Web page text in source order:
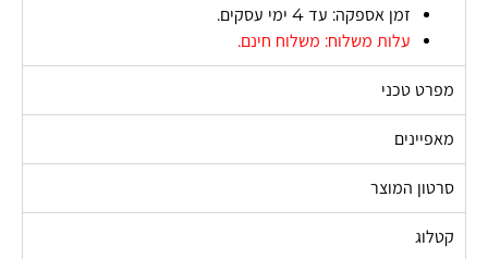
זמן אספקה: עד 4 ימי עסקים.
עלות משלוח: משלוח חינם.
מפרט טכני
מאפיינים
סרטון המוצר
קטלוג